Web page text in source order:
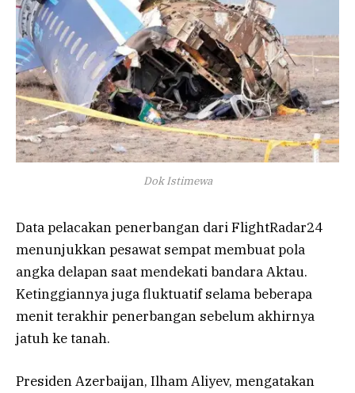
Dok Istimewa
Data pelacakan penerbangan dari FlightRadar24
menunjukkan pesawat sempat membuat pola
angka delapan saat mendekati bandara Aktau.
Ketinggiannya juga fluktuatif selama beberapa
menit terakhir penerbangan sebelum akhirnya
jatuh ke tanah.
Presiden Azerbaijan, Ilham Aliyev, mengatakan